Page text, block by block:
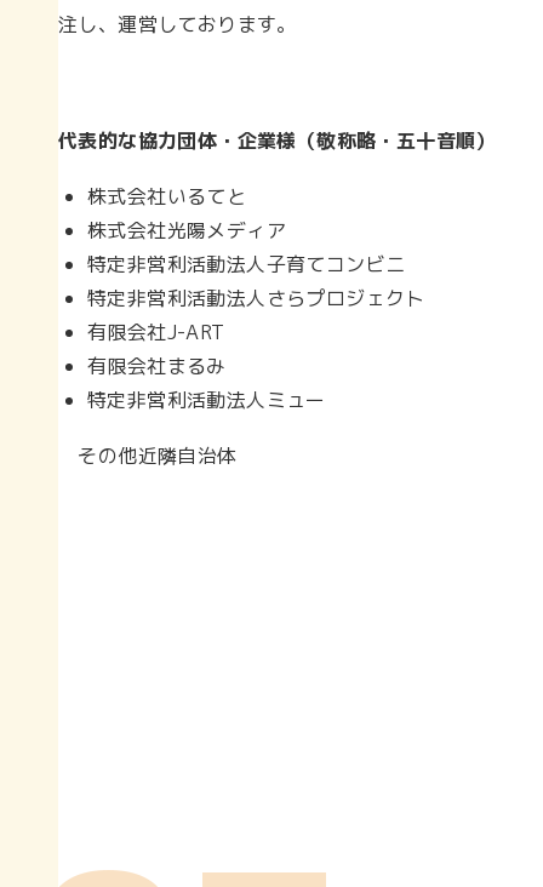
注し、運営しております。
代表的な協力団体・企業様（敬称略・五十音順）
株式会社いるてと
株式会社光陽メディア
特定非営利活動法人子育てコンビニ
特定非営利活動法人さらプロジェクト
有限会社J-ART
有限会社まるみ
特定非営利活動法人ミュー
その他近隣自治体